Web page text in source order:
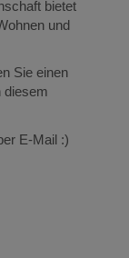
bietet
und
Sie einen
diesem
E-Mail :)